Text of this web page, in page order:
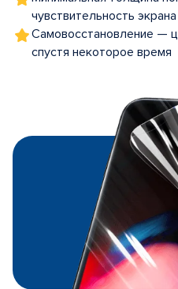
чувствительность экрана
Самовосстановление —
спустя некоторое время